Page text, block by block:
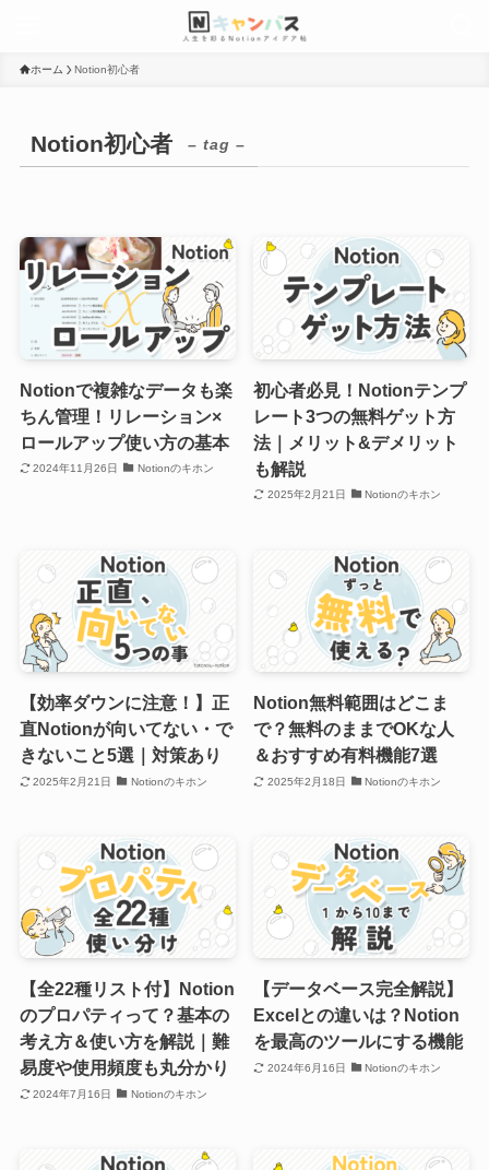
ホーム Notion初心者
Notion初心者 – tag –
Notionで複雑なデータも楽
ちん管理！リレーション×
ロールアップ使い方の基本
2024年11月26日 Notionのキホン
初心者必見！Notionテンプ
レート3つの無料ゲット方
法｜メリット&デメリット
も解説
2025年2月21日 Notionのキホン
【効率ダウンに注意！】正
直Notionが向いてない・で
きないこと5選｜対策あり
2025年2月21日 Notionのキホン
Notion無料範囲はどこま
で？無料のままでOKな人
＆おすすめ有料機能7選
2025年2月18日 Notionのキホン
【全22種リスト付】Notion
のプロパティって？基本の
考え方＆使い方を解説｜難
易度や使用頻度も丸分かり
2024年7月16日 Notionのキホン
【データベース完全解説】
Excelとの違いは？Notion
を最高のツールにする機能
2024年6月16日 Notionのキホン